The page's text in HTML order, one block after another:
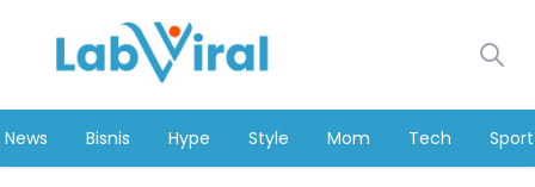
News Bisnis Hype Style Mom Tech Sport